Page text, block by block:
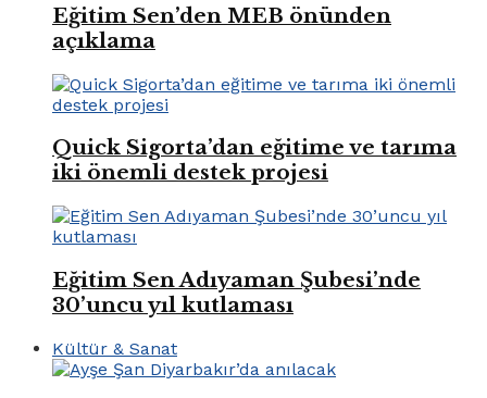
Eğitim Sen’den MEB önünden
açıklama
Quick Sigorta’dan eğitime ve tarıma
iki önemli destek projesi
Eğitim Sen Adıyaman Şubesi’nde
30’uncu yıl kutlaması
Kültür & Sanat